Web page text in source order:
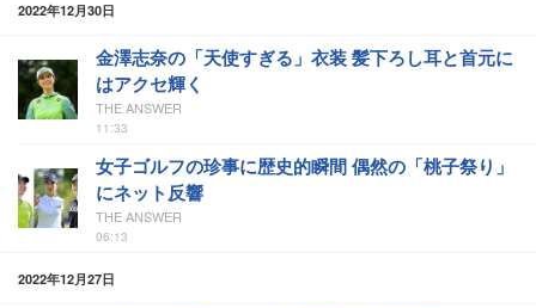
2022年12月30日
金澤志奈の「天使すぎる」衣装 髪下ろし耳と首元に
はアクセ輝く
THE ANSWER
11:33
女子ゴルフの珍事に歴史的瞬間 偶然の「桃子祭り」
にネット反響
THE ANSWER
06:13
2022年12月27日